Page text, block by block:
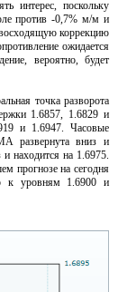
интерес, поскольку
против -0,7% м/м и
коррекцию
ожидается
вероятно, будет
точка разворота
1.6857, 1.6829 и
и 1.6947. Часовые
развернута вниз и
находится на 1.6975.
прогнозе на сегодня
к уровням 1.6900 и